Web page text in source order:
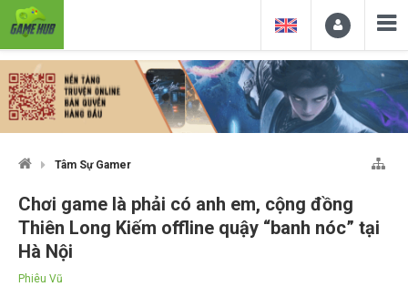
Tâm Sự Gamer
Chơi game là phải có anh em, cộng đồng
Thiên Long Kiếm offline quậy “banh nóc” tại
Hà Nội
Phiêu Vũ